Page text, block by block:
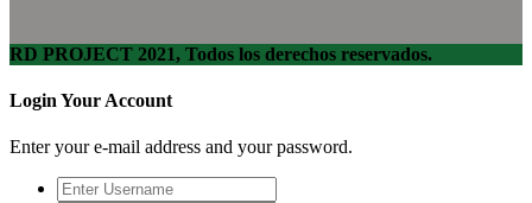
RD PROJECT 2021, Todos los derechos reservados.
Login Your Account
Enter your e-mail address and your password.